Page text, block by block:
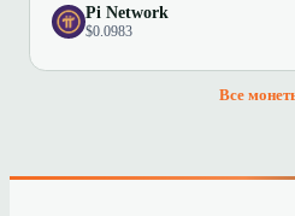
Pi Network
$0.0983
Все